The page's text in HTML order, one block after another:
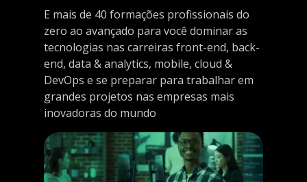
E mais de 40 formações profissionais do
zero ao avançado para você dominar as
tecnologias nas carreiras front-end, back-
end, data & analytics, mobile, cloud &
DevOps e se preparar para trabalhar em
grandes projetos nas empresas mais
inovadoras do mundo